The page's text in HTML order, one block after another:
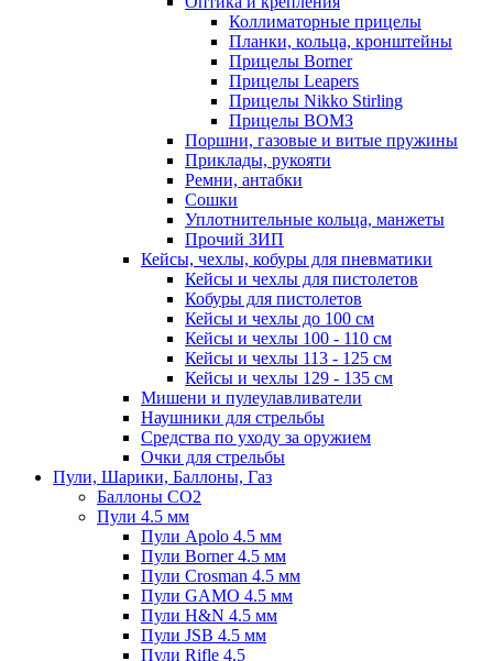
Коллиматорные прицелы
Планки, кольца, кронштейны
Прицелы Borner
Прицелы Leapers
Прицелы Nikko Stirling
Прицелы ВОМЗ
Поршни, газовые и витые пружины
Приклады, рукояти
Ремни, антабки
Сошки
Уплотнительные кольца, манжеты
Прочий ЗИП
Кейсы, чехлы, кобуры для пневматики
Кейсы и чехлы для пистолетов
Кобуры для пистолетов
Кейсы и чехлы до 100 см
Кейсы и чехлы 100 - 110 см
Кейсы и чехлы 113 - 125 см
Кейсы и чехлы 129 - 135 см
Мишени и пулеулавливатели
Наушники для стрельбы
Средства по уходу за оружием
Очки для стрельбы
Пули, Шарики, Баллоны, Газ
Баллоны CO2
Пули 4.5 мм
Пули Apolo 4.5 мм
Пули Borner 4.5 мм
Пули Crosman 4.5 мм
Пули GAMO 4.5 мм
Пули H&N 4.5 мм
Пули JSB 4.5 мм
Пули Rifle 4.5